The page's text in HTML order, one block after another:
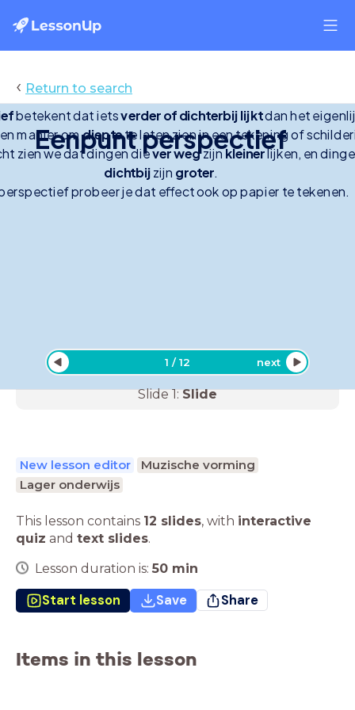
‹ Return to search
Eenpunt perspectief
Eenpunt perspectief
betekent dat iets verder of dichterbij lijkt dan het
manier om diepte te laten zien in een tekening of
zien we dat dingen die ver weg zijn kleiner lijken, en
dichtbij zijn groter.
probeer je dat effect ook op papier te tekenen.
1 /12 next
Slide1:Slide
New lesson editor
Muzische vorming
Lager onderwijs
This lesson contains 12 slides, with interactive
quiz and text slides.
Lesson duration is: 50 min
Start lesson Save Share
Items in this lesson